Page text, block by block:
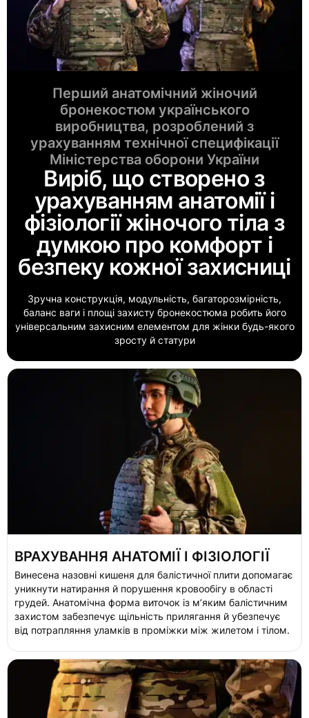
Перший анатомічний жіночий
бронекостюм українського
виробництва, розроблений з
урахуванням технічної специфікації
Міністерства оборони України
Виріб, що створено з
урахуванням анатомії і
фізіології жіночого тіла з
думкою про комфорт і
безпеку кожної захисниці
Зручна конструкція, модульність, багаторозмірність,
баланс ваги і площі захисту бронекостюма робить його
універсальним захисним елементом для жінки будь-якого
зросту й статури
ВРАХУВАННЯ АНАТОМІЇ І ФІЗІОЛОГІЇ
Винесена назовні кишеня для балістичної плити допомагає
уникнути натирання й порушення кровообігу в області
грудей. Анатомічна форма виточок із м’яким балістичним
захистом забезпечує щільність прилягання й убезпечує
від потрапляння уламків в проміжки між жилетом і тілом.